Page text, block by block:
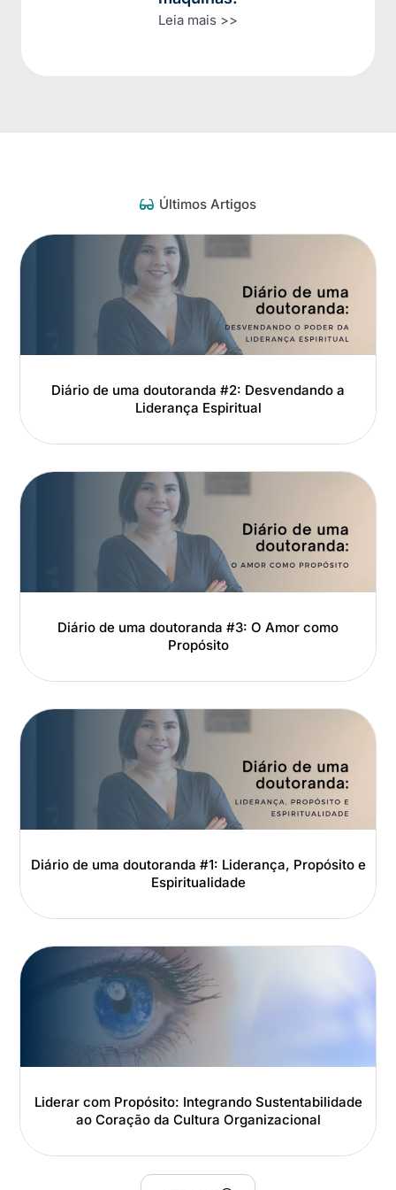
Leia mais >>
Últimos Artigos
Diário de uma doutoranda #2: Desvendando a
Liderança Espiritual
Diário de uma doutoranda #3: O Amor como
Propósito
Diário de uma doutoranda #1: Liderança, Propósito e
Espiritualidade
Liderar com Propósito: Integrando Sustentabilidade
ao Coração da Cultura Organizacional